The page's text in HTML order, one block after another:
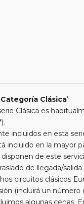
Categoría Clásica':
Clásica es
incluidos en esta
incluido en la mayor
de este
de llegada/
circuitos clásicos
(incluirá un número
algunas cenas.